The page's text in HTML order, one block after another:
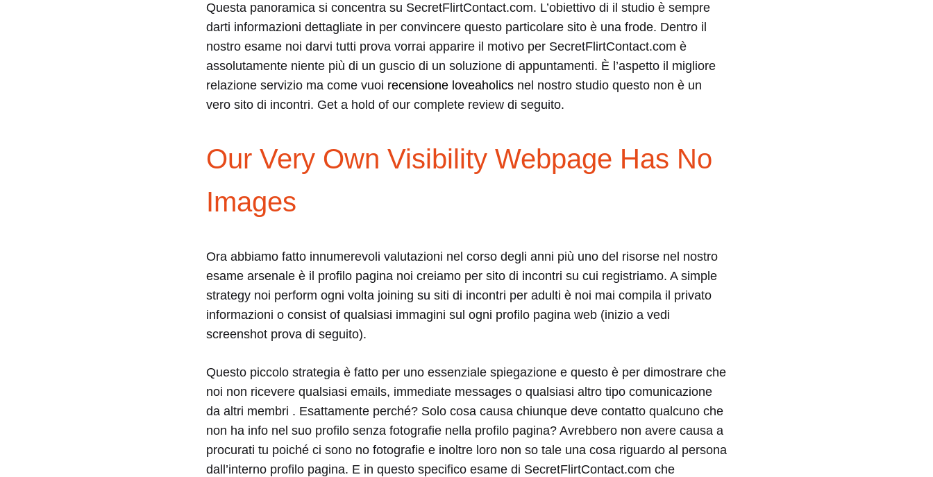
0
SHARE
NO
ON
SECRETFLIRTCONTACT.COM
MASCHERA
WEBSITE
BUT
REALITY
Questa panoramica si concentra su SecretFlirtContact.com. L’obiettivo di il studio è sempre
darti informazioni dettagliate in per convincere questo particolare sito è una frode. Dentro il
nostro esame noi darvi tutti prova vorrai apparire il motivo per SecretFlirtContact.com è
assolutamente niente più di un guscio di un soluzione di appuntamenti. È l’aspetto il migliore
relazione servizio ma come vuoi recensione loveaholics nel nostro studio questo non è un
vero sito di incontri. Get a hold of our complete review di seguito.
Our Very Own Visibility Webpage Has No
Images
Ora abbiamo fatto innumerevoli valutazioni nel corso degli anni più uno del risorse nel nostro
esame arsenale è il profilo pagina noi creiamo per sito di incontri su cui registriamo. A simple
strategy noi perform ogni volta joining su siti di incontri per adulti è noi mai compila il privato
informazioni o consist of qualsiasi immagini sul ogni profilo pagina web (inizio a vedi
screenshot prova di seguito).
Questo piccolo strategia è fatto per uno essenziale spiegazione e questo è per dimostrare che
noi non ricevere qualsiasi emails, immediate messages o qualsiasi altro tipo comunicazione
da altri membri . Esattamente perché? Solo cosa causa chiunque deve contatto qualcuno che
non ha info nel suo profilo senza fotografie nella profilo pagina? Avrebbero non avere causa a
procurati tu poiché ci sono no fotografie e inoltre loro non so tale una cosa riguardo al persona
dall’interno profilo pagina. E in questo specifico esame di SecretFlirtContact.com che